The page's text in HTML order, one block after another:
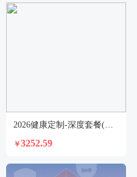
2026健康定制-深度套餐(未婚女)
￥3252.59